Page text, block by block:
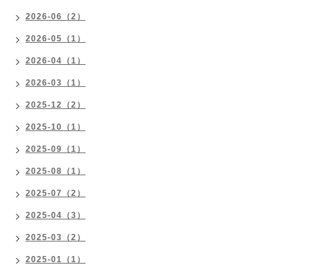
2026-06（2）
2026-05（1）
2026-04（1）
2026-03（1）
2025-12（2）
2025-10（1）
2025-09（1）
2025-08（1）
2025-07（2）
2025-04（3）
2025-03（2）
2025-01（1）